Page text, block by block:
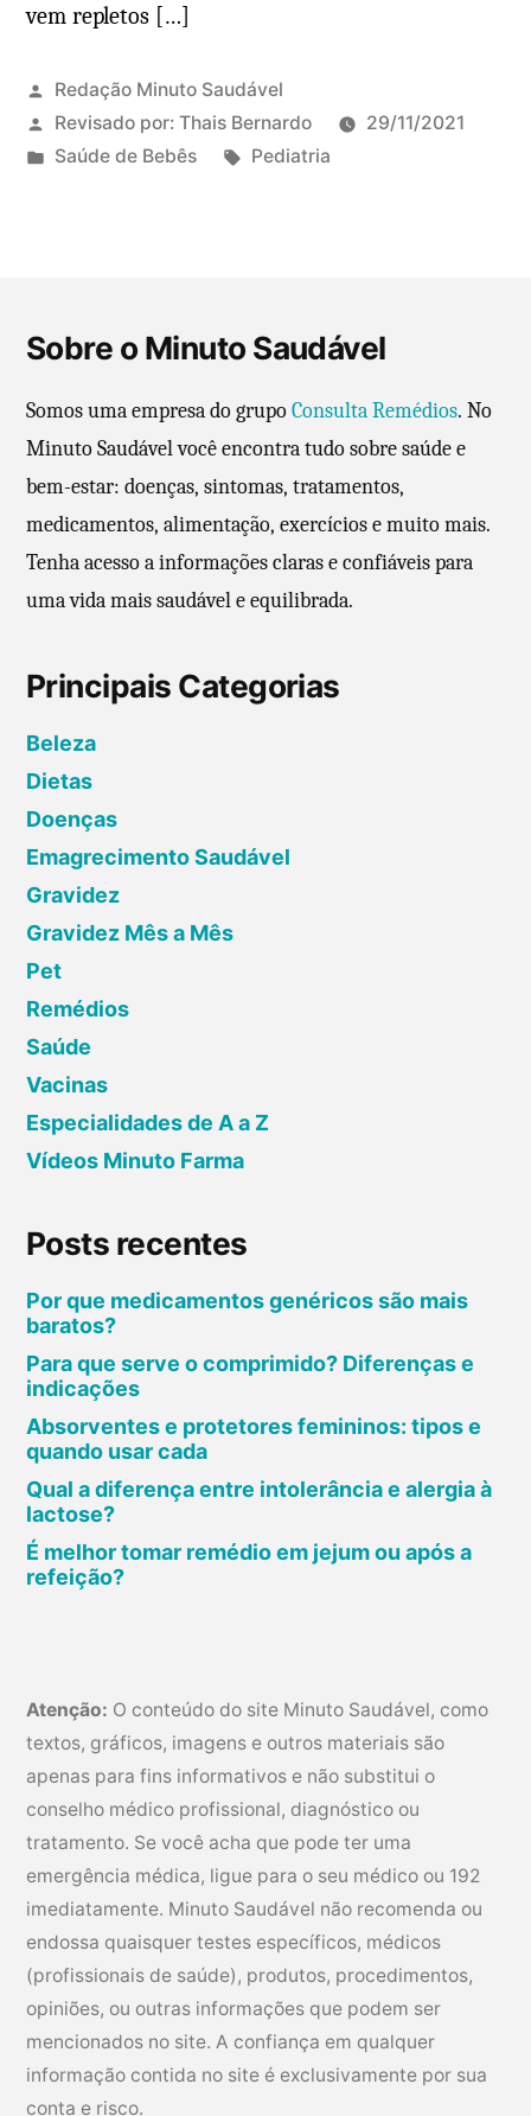
vem repletos […]
Redação Minuto Saudável
Revisado por: Thais Bernardo
29/11/2021
P
a
o
e
m
Saúde de Bebês
T
Pediatria
Sobre o Minuto Saudável
Somos uma empresa do grupoConsulta Remédios. No
Minuto Saudável você encontra tudo sobre saúde e
bem-estar: doenças, sintomas, tratamentos,
medicamentos, alimentação, exercícios e muito mais.
Tenha acesso a informações claras e confiáveis para
uma vida mais saudável e equilibrada.
Principais Categorias
Beleza
Dietas
Doenças
Emagrecimento Saudável
Gravidez
Gravidez Mês a Mês
Pet
Remédios
Saúde
Vacinas
Especialidades de A a Z
Vídeos Minuto Farma
Posts recentes
Por que medicamentos genéricos são mais
baratos?
Para que serve o comprimido? Diferenças e
indicações
Absorventes e protetores femininos: tipos e
quando usar cada
Qual a diferença entre intolerância e alergia à
lactose?
É melhor tomar remédio em jejum ou após a
refeição?
Atenção: O conteúdo do site Minuto Saudável, como
textos, gráficos, imagens e outros materiais são
apenas para fins informativos e não substitui o
conselho médico profissional, diagnóstico ou
tratamento. Se você acha que pode ter uma
emergência médica, ligue para o seu médico ou 192
imediatamente. Minuto Saudável não recomenda ou
endossa quaisquer testes específicos, médicos
(profissionais de saúde), produtos, procedimentos,
opiniões, ou outras informações que podem ser
mencionados no site. A confiança em qualquer
informação contida no site é exclusivamente por sua
conta e risco.